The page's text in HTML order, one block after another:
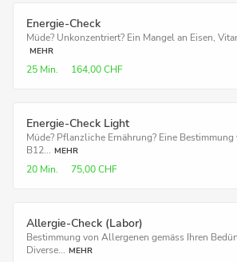
Energie-Check
Müde? Unkonzentriert? Ein Mangel an Eisen,
MEHR
25 Min. 164,00 CHF
Energie-Check Light
Müde? Pflanzliche Ernährung? Eine
B12... MEHR
20 Min. 75,00 CHF
Allergie-Check (Labor)
Bestimmung von Allergenen gemäss Ihren
Diverse... MEHR